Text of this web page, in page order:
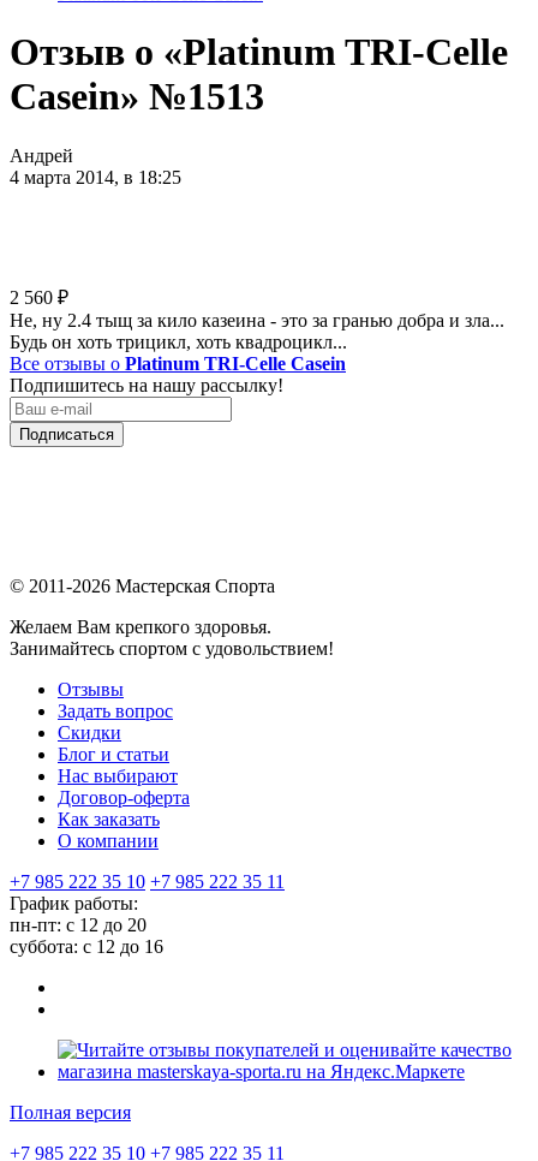
Отзыв о «Platinum TRI-Celle
Casein» №1513
Андрей
4 марта 2014, в 18:25
2 560 ₽
Не, ну 2.4 тыщ за кило казеина - это за гранью добра и зла...
Будь он хоть трицикл, хоть квадроцикл...
Все отзывы о Platinum TRI-Celle Casein
Подпишитесь на нашу рассылку!
Подписаться
© 2011-2026 Мастерская Спорта
Желаем Вам крепкого здоровья.
Занимайтесь спортом с удовольствием!
Отзывы
Задать вопрос
Скидки
Блог и статьи
Нас выбирают
Договор-оферта
Как заказать
О компании
+7 985 222 35 10 +7 985 222 35 11
График работы:
пн-пт: с 12 до 20
суббота: c 12 до 16
Полная версия
+7 985 222 35 10 +7 985 222 35 11